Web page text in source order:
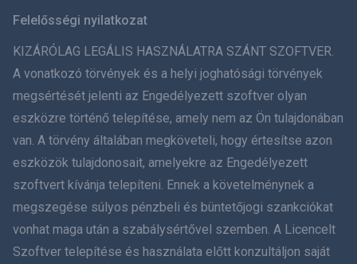
ภาษาไทย
简体中文
Dansk
हिंदी
עברית
Felelősségi nyilatkozat
KIZÁRÓLAG LEGÁLIS HASZNÁLATRA SZÁNT SZOFTVER.
A vonatkozó törvények és a helyi joghatósági törvények
megsértését jelenti az Engedélyezett szoftver olyan
eszközre történő telepítése, amely nem az Ön tulajdonában
van. A törvény általában megköveteli, hogy értesítse azon
eszközök tulajdonosait, amelyekre az Engedélyezett
szoftvert kívánja telepíteni. Ennek a követelménynek a
megszegése súlyos pénzbeli és büntetőjogi szankciókat
vonhat maga után a szabálysértővel szemben. A Licencelt
Szoftver telepítése és használata előtt konzultáljon saját